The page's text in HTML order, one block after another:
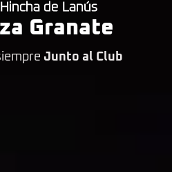
de Lanús
Granate
Junto al Club